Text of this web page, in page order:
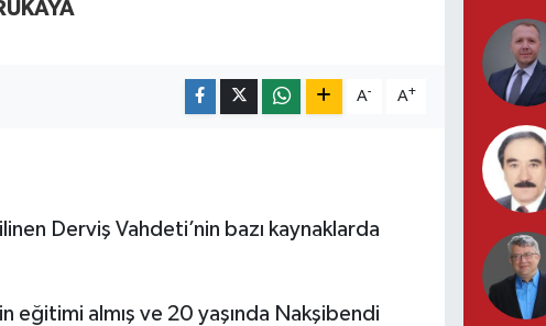
A- A+
Derviş Vahdeti’nin bazı kaynaklarda
eğitimi almış ve 20 yaşında Nakşibendi